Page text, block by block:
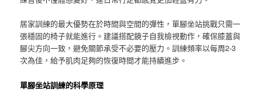
居家訓練的最大優勢在於時間與空間的彈性，單腳坐站挑戰只需一
張穩固的椅子就能進行。建議搭配鏡子自我檢視動作，確保膝蓋與
腳尖方向一致，避免關節承受不必要的壓力。訓練頻率以每周2-3
次為佳，給予肌肉足夠的恢復時間才能持續進步。
單腳坐站訓練的科學原理